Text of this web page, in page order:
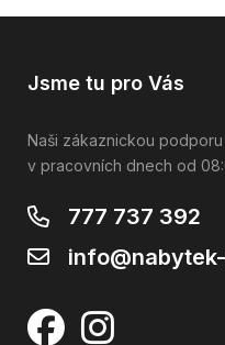
Jsme tu pro Vás
Naši zákaznickou
v pracovních dnech od
777 737 392